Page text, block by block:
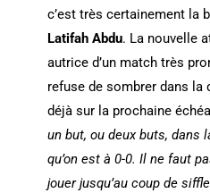
c’est très certainement la
Latifah Abdu. La nouvelle
autrice d’un match très
refuse de sombrer dans la
déjà sur la prochaine
un but, ou deux buts, dans
qu’on est à 0-0. Il ne faut
jouer jusqu’au coup de